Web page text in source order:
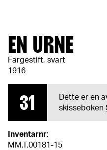
EN URNE
Fargestift, svart
1916
31
Dette er en
skisseboken
Inventarnr:
MM.T.00181-15